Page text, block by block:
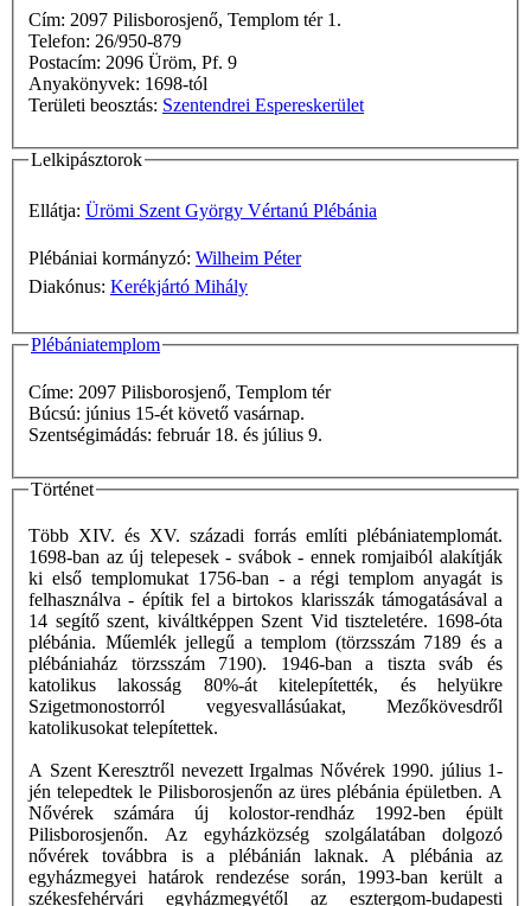
Cím: 2097 Pilisborosjenő, Templom tér 1.
Telefon: 26/950-879
Postacím: 2096 Üröm, Pf. 9
Anyakönyvek: 1698-tól
Területi beosztás: Szentendrei Espereskerület
Lelkipásztorok
Ellátja: Ürömi Szent György Vértanú Plébánia
Plébániai kormányzó: Wilheim Péter
Diakónus: Kerékjártó Mihály
Plébániatemplom
Címe: 2097 Pilisborosjenő, Templom tér
Búcsú: június 15-ét követő vasárnap.
Szentségimádás: február 18. és július 9.
Történet
Több XIV. és XV. századi forrás említi plébániatemplomát.
1698-ban az új telepesek - svábok - ennek romjaiból alakítják
ki első templomukat 1756-ban - a régi templom anyagát is
felhasználva - építik fel a birtokos klarisszák támogatásával a
14 segítő szent, kiváltképpen Szent Vid tiszteletére. 1698-óta
plébánia. Műemlék jellegű a templom (törzsszám 7189 és a
plébániaház törzsszám 7190). 1946-ban a tiszta sváb és
katolikus lakosság 80%-át kitelepítették, és helyükre
Szigetmonostorról vegyesvallásúakat, Mezőkövesdről
katolikusokat telepítettek.
A Szent Keresztről nevezett Irgalmas Nővérek 1990. július 1-
jén telepedtek le Pilisborosjenőn az üres plébánia épületben. A
Nővérek számára új kolostor-rendház 1992-ben épült
Pilisborosjenőn. Az egyházközség szolgálatában dolgozó
nővérek továbbra is a plébánián laknak. A plébánia az
egyházmegyei határok rendezése során, 1993-ban került a
székesfehérvári egyházmegyétől az esztergom-budapesti